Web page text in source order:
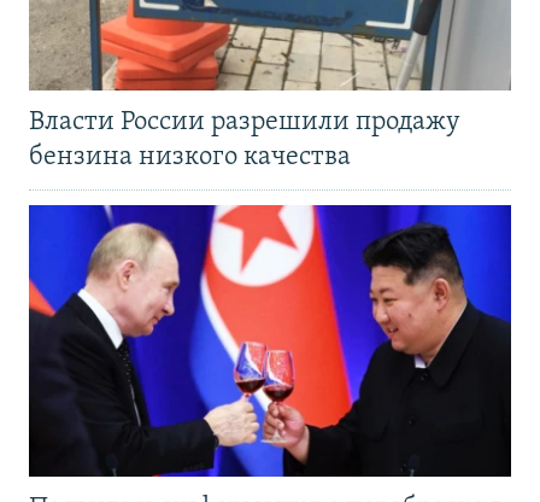
Власти России разрешили продажу
бензина низкого качества